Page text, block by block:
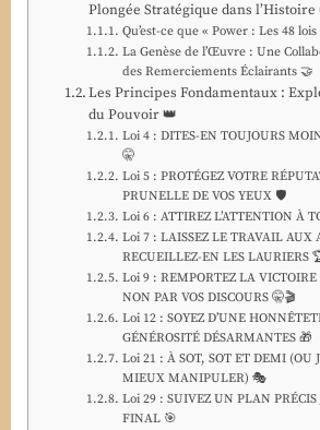
Plongée Stratégique dans l’Histoire
Qu’est-ce que « Power : Les 48
La Genèse de l’Œuvre : Une
des Remerciements Éclairants 🤝
Les Principes Fondamentaux :
du Pouvoir 👑
Loi 4 : DITES-EN TOUJOURS
🤫
Loi 5 : PROTÉGEZ VOTRE
PRUNELLE DE VOS YEUX 🛡️
Loi 6 : ATTIREZ L’ATTENTION À
Loi 7 : LAISSEZ LE TRAVAIL AUX
RECUEILLEZ-EN LES LAURIERS
Loi 9 : REMPORTEZ LA VICTOIRE
NON PAR VOS DISCOURS 🤫🎬
Loi 12 : SOYEZ D’UNE
GÉNÉROSITÉ DÉSARMANTES 🎁
Loi 21 : À SOT, SOT ET DEMI (OU
MIEUX MANIPULER) 🎭
Loi 29 : SUIVEZ UN PLAN PRÉCIS
FINAL 🎯